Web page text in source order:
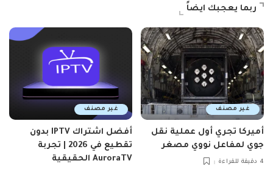
ربما يعجبك ايضاً
غير مصنف
أميركا تجري أول عملية نقل
جوي لمفاعل نووي مصغر
4 دقيقة للقراءة
غير مصنف
أفضل اشتراك IPTV بدون
تقطيع في 2026 | تجربة
AuroraTV الحقيقية